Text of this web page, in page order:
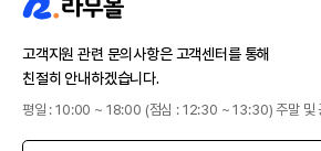
고객지원 관련 문의사항은 고객센터를 통해
친절히 안내하겠습니다.
평일 : 10:00 ~ 18:00 (점심 : 12:30 ~ 13:30) 주말 및